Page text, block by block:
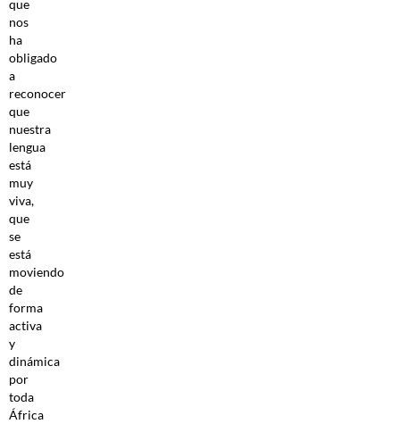
que
nos
ha
obligado
a
reconocer
que
nuestra
lengua
está
muy
viva,
que
se
está
moviendo
de
forma
activa
y
dinámica
por
toda
África